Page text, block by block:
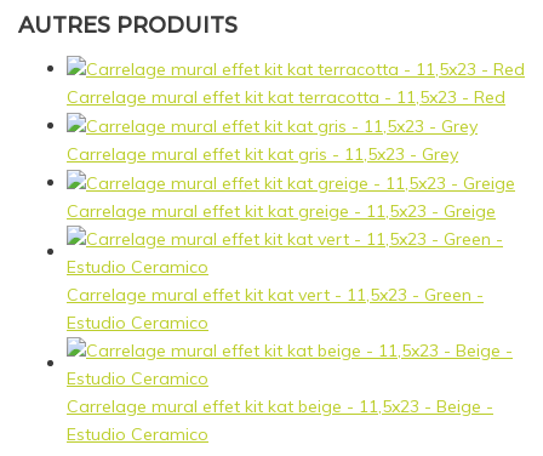
AUTRES PRODUITS
Carrelage mural effet kit kat terracotta - 11,5x23 - Red
Carrelage mural effet kit kat gris - 11,5x23 - Grey
Carrelage mural effet kit kat greige - 11,5x23 - Greige
Carrelage mural effet kit kat vert - 11,5x23 - Green -
Estudio Ceramico
Carrelage mural effet kit kat beige - 11,5x23 - Beige -
Estudio Ceramico